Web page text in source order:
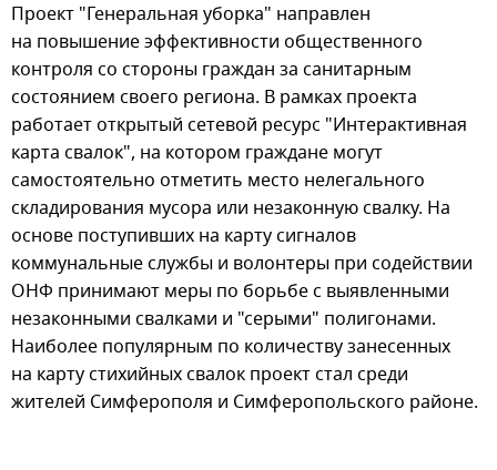
Проект "Генеральная уборка" направлен
на повышение эффективности общественного
контроля со стороны граждан за санитарным
состоянием своего региона. В рамках проекта
работает открытый сетевой ресурс "Интерактивная
карта свалок", на котором граждане могут
самостоятельно отметить место нелегального
складирования мусора или незаконную свалку. На
основе поступивших на карту сигналов
коммунальные службы и волонтеры при содействии
ОНФ принимают меры по борьбе с выявленными
незаконными свалками и "серыми" полигонами.
Наиболее популярным по количеству занесенных
на карту стихийных свалок проект стал среди
жителей Симферополя и Симферопольского районе.